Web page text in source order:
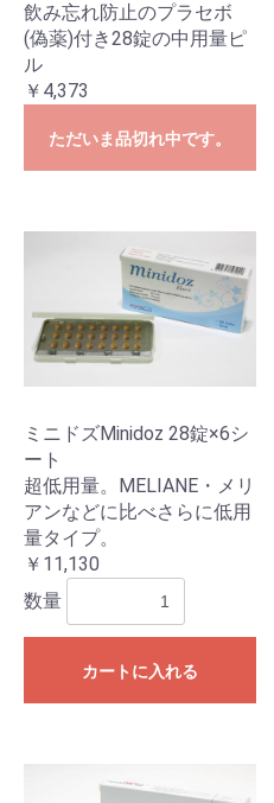
飲み忘れ防止のプラセボ
(偽薬)付き28錠の中用量ピ
ル
￥4,373
ただいま品切れ中です。
ミニドズMinidoz 28錠×6シ
ート
超低用量。MELIANE・メリ
アンなどに比べさらに低用
量タイプ。
￥11,130
数量
カートに入れる